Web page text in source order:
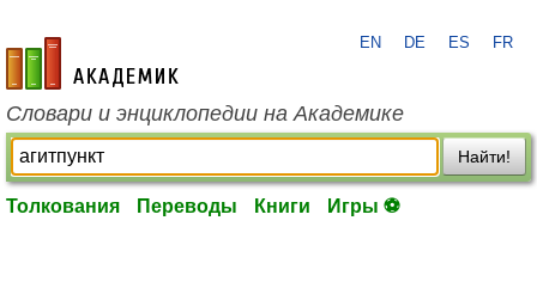
academic.ru
EN DE ES FR
Словари и энциклопедии на Академике
Найти!
Толкования Переводы Книги Игры ⚽